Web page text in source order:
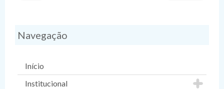
Navegação
Início
Institucional